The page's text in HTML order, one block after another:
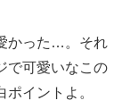
かった…。それ
で可愛いなこの
イントよ。